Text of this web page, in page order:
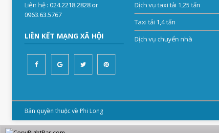
Liên hệ: 024.2218.2828 or
0963.63.5767
LIÊN KẾT MẠNG XÃ HỘI
Dịch vụ taxi tải 1,25 tấn
Taxi tải 1,4 tấn
Dịch vụ chuyển nhà
Bản quyền thuộc về Phi Long